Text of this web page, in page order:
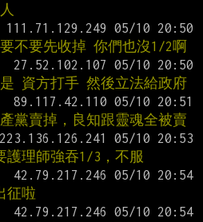
不要先收掉 你們也沒1/2啊
資方打手 然後立法給政府
黨賣掉，良知跟靈魂全被賣
護理師強吞1/3，不服
征啦